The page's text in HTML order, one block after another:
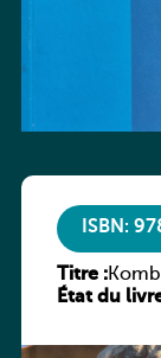
ISBN:
Titre :
État du